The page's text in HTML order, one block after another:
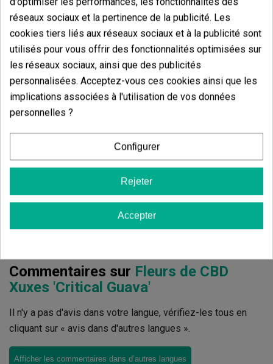
Avis des clients
5 étoiles
80.00%
4 étoiles
3 étoiles
6.67%
2 étoiles
Écrivez votre commentaire
Commentaires sur Fleurs de CBD
Xuxes 'Critical Guava'
Il n'y a pas d'avis dans votre langue, vérifiez-les tous en
cliquant sur « avis dans d'autres langues ».
Afficher les commentaires dans d’autres langues
réseaux sociaux et la pertinence de la publicité. Les
cookies tiers liés aux réseaux sociaux et à la publicité sont
utilisés pour vous offrir des fonctionnalités optimisées sur
les réseaux sociaux, ainsi que des publicités
personnalisées. Acceptez-vous ces cookies ainsi que les
implications associées à l'utilisation de vos données
personnelles ?
Configurer
Rejeter
Accepter